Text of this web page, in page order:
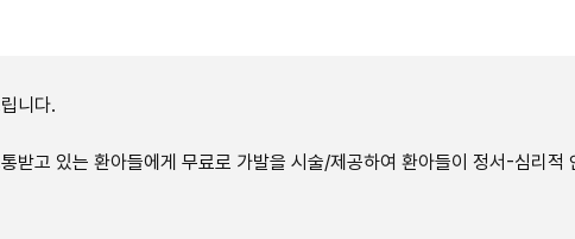
니다.
받고 있는 환아들에게 무료로 가발을 시술/제공하여 환아들이 정서-심리